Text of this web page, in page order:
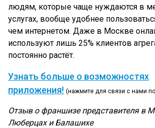
людям, которые чаще нуждаются в
услугах, вообще удобнее
чем интернетом. Даже в Москве
используют лишь 25% клиентов
постоянно растёт.
Узнать больше о возможностях
приложения! (нажмите для связи с нами
Отзыв о франшизе представителя в
Люберцах и Балашихе